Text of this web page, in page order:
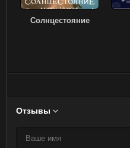
Солнцестояние
Отзывы 